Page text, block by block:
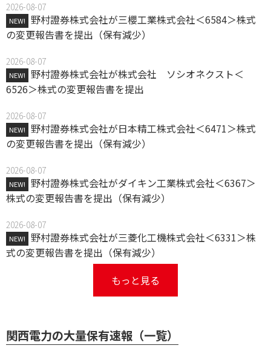
2026-08-07
NEW!
野村證券株式会社が三櫻工業株式会社＜6584＞株式
の変更報告書を提出（保有減少）
2026-08-07
NEW!
野村證券株式会社が株式会社 ソシオネクスト＜
6526＞株式の変更報告書を提出
2026-08-07
NEW!
野村證券株式会社が日本精工株式会社＜6471＞株式
の変更報告書を提出（保有減少）
2026-08-07
NEW!
野村證券株式会社がダイキン工業株式会社＜6367＞
株式の変更報告書を提出（保有減少）
2026-08-07
NEW!
野村證券株式会社が三菱化工機株式会社＜6331＞株
式の変更報告書を提出（保有減少）
もっと見る
関西電力の大量保有速報（一覧）